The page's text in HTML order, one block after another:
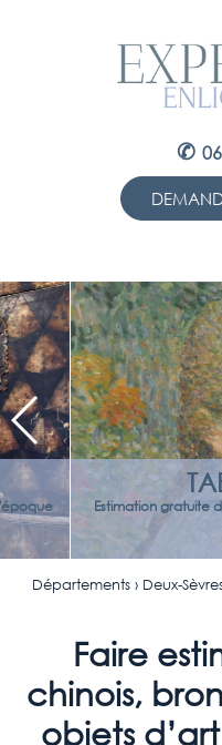
✆
Estimation gratuite de votre
Départements› Deux-
Faire
chinois,
objets